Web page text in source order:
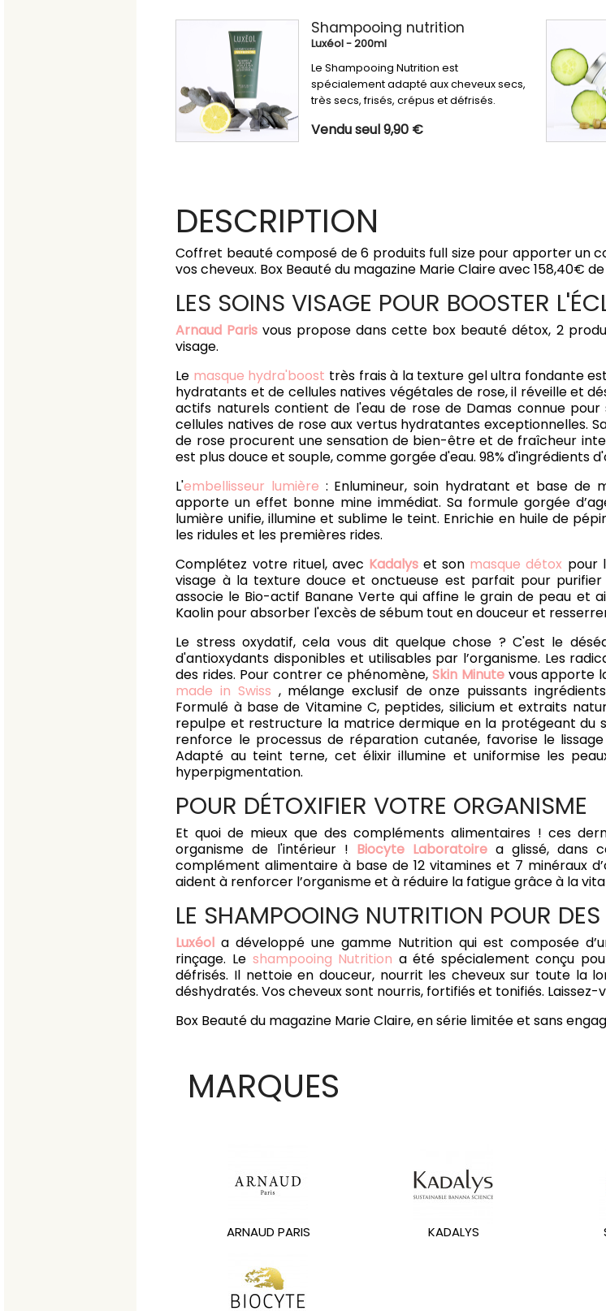
Shampooing nutrition
Luxéol- 200ml
Le Shampooing Nutrition est
spécialement adapté aux cheveux secs,
très secs, frisés, crépus et défrisés.
Vendu seul 9,90 €
DESCRIPTION
Coffret beauté composé de 6 produits full size pour apporter un
vos cheveux. Box Beauté du magazine Marie Claire avec 158,40€
LES SOINS VISAGE POUR BOOSTER
Arnaud Paris vous propose dans cette box beauté détox, 2
visage.
Le masque hydra'boost très frais à la texture gel ultra fondante
hydratants et de cellules natives végétales de rose, il réveille et
actifs naturels contient de l'eau de rose de Damas connue
cellules natives de rose aux vertus hydratantes exceptionnelles.
de rose procurent une sensation de bien-être et de fraîcheur
est plus douce et souple, comme gorgée d'eau. 98% d'ingrédients
L'embellisseur lumière : Enlumineur, soin hydratant et base de
apporte un effet bonne mine immédiat. Sa formule gorgée
lumière unifie, illumine et sublime le teint. Enrichie en huile de
les ridules et les premières rides.
Complétez votre rituel, avec Kadalyset son masque détox pour
visage à la texture douce et onctueuse est parfait pour
associe le Bio-actif Banane Verte qui affine le grain de peau et
Kaolin pour absorber l'excès de sébum tout en douceur et
Le stress oxydatif, cela vous dit quelque chose ? C'est le
d'antioxydants disponibles et utilisables par l’organisme. Les
des rides. Pour contrer ce phénomène, Skin Minute vous apporte
made in Swiss , mélange exclusif de onze puissants
Formulé à base de Vitamine C, peptides, silicium et extraits
repulpe et restructure la matrice dermique en la protégeant du
renforce le processus de réparation cutanée, favorise le
Adapté au teint terne, cet élixir illumine et uniformise les
hyperpigmentation.
POUR DÉTOXIFIER VOTRE ORGANISME
Et quoi de mieux que des compléments alimentaires ! ces
organisme de l'intérieur ! Biocyte Laboratoirea glissé, dans
complément alimentaire à base de 12 vitamines et 7 minéraux
aident à renforcer l’organisme et à réduire la fatigue grâce à la
LE SHAMPOOING NUTRITION POUR
Luxéol a développé une gamme Nutrition qui est composée
rinçage. Le shampooing Nutrition a été spécialement conçu
défrisés. Il nettoie en douceur, nourrit les cheveux sur toute la
déshydratés. Vos cheveux sont nourris, fortifiés et tonifiés.
Box Beauté du magazine Marie Claire, en série limitée et sans
MARQUES
ARNAUD PARIS KADALYS